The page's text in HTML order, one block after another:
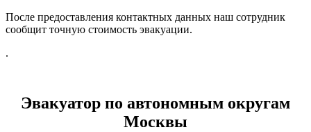
После предоставления контактных данных наш сотрудник
сообщит точную стоимость эвакуации.
.
Эвакуатор по автономным округам
Москвы